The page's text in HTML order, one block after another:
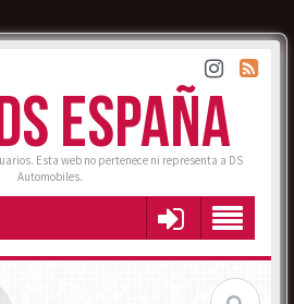
ESPAÑA
Esta web no pertenece ni representa a DS
Automobiles.